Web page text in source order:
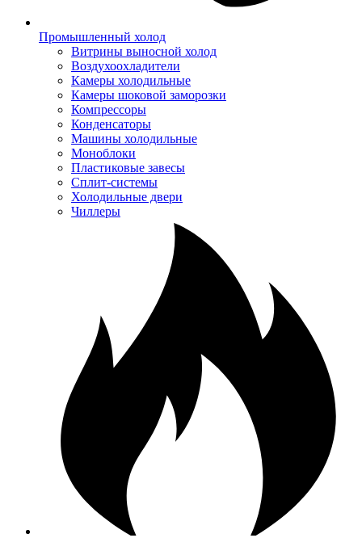
Промышленный холод
Витрины выносной холод
Воздухоохладители
Камеры холодильные
Камеры шоковой заморозки
Компрессоры
Конденсаторы
Машины холодильные
Моноблоки
Пластиковые завесы
Сплит-системы
Холодильные двери
Чиллеры